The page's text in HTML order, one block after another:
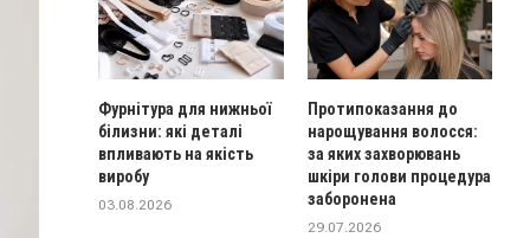
Фурнітура для нижньої
білизни: які деталі
впливають на якість
виробу
03.08.2026
Протипоказання до
нарощування волосся:
за яких захворювань
шкіри голови процедура
заборонена
29.07.2026